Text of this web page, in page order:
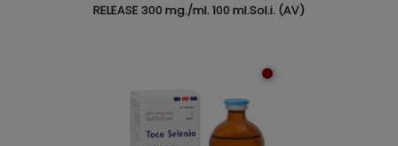
RELEASE 300 mg./ml. 100 ml.Sol.i. (AV)